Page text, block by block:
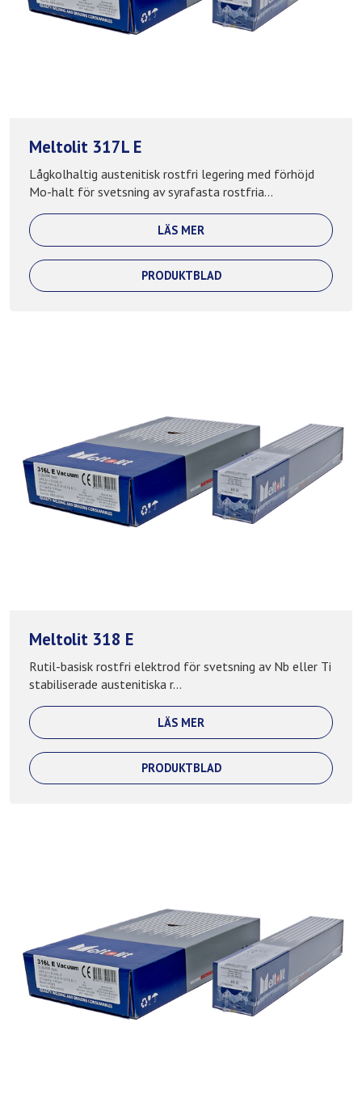
Meltolit 317L E
Lågkolhaltig austenitisk rostfri legering med förhöjd
Mo-halt för svetsning av syrafasta rostfria...
LÄS MER
PRODUKTBLAD
Meltolit 318 E
Rutil-basisk rostfri elektrod för svetsning av Nb eller Ti
stabiliserade austenitiska r...
LÄS MER
PRODUKTBLAD